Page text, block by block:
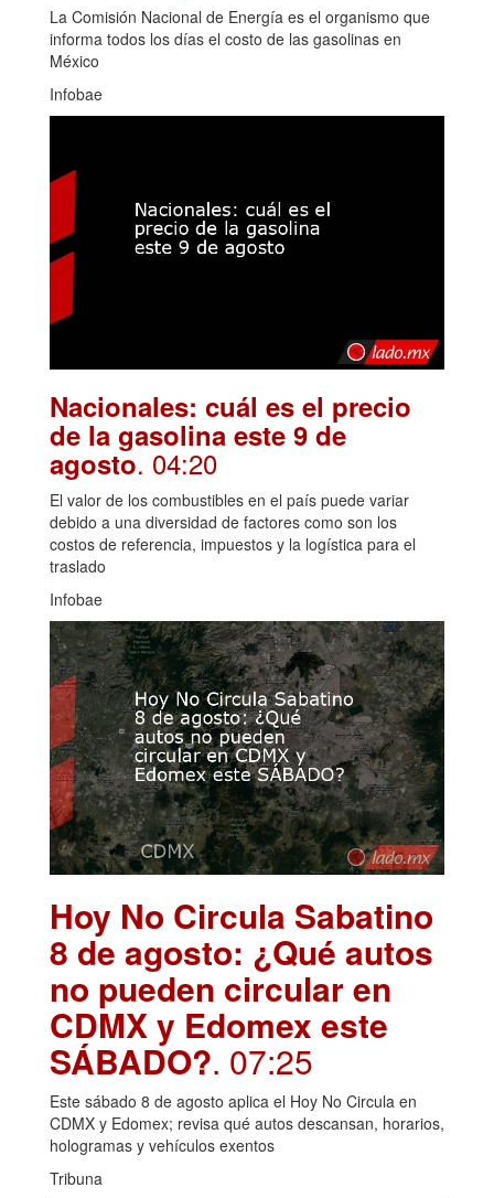
La Comisión Nacional de Energía es el organismo que
informa todos los días el costo de las gasolinas en
México
Infobae
Nacionales: cuál es el precio
de la gasolina este 9 de
agosto. 04:20
El valor de los combustibles en el país puede variar
debido a una diversidad de factores como son los
costos de referencia, impuestos y la logística para el
traslado
Infobae
Hoy No Circula Sabatino
8 de agosto: ¿Qué autos
no pueden circular en
CDMX y Edomex este
SÁBADO?. 07:25
Este sábado 8 de agosto aplica el Hoy No Circula en
CDMX y Edomex; revisa qué autos descansan, horarios,
hologramas y vehículos exentos
Tribuna